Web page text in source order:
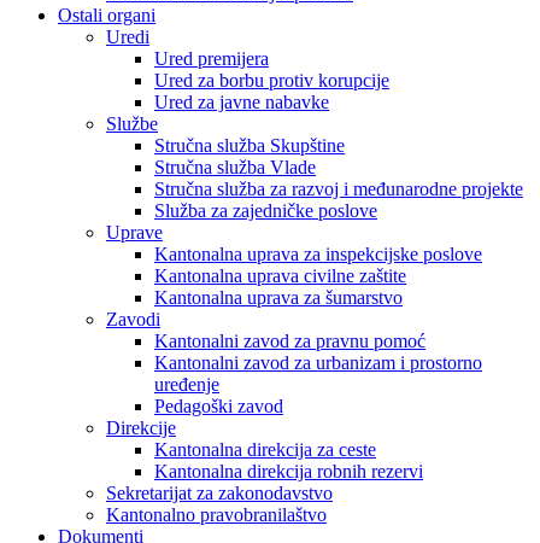
Ostali organi
Uredi
Ured premijera
Ured za borbu protiv korupcije
Ured za javne nabavke
Službe
Stručna služba Skupštine
Stručna služba Vlade
Stručna služba za razvoj i međunarodne projekte
Služba za zajedničke poslove
Uprave
Kantonalna uprava za inspekcijske poslove
Kantonalna uprava civilne zaštite
Kantonalna uprava za šumarstvo
Zavodi
Kantonalni zavod za pravnu pomoć
Kantonalni zavod za urbanizam i prostorno
uređenje
Pedagoški zavod
Direkcije
Kantonalna direkcija za ceste
Kantonalna direkcija robnih rezervi
Sekretarijat za zakonodavstvo
Kantonalno pravobranilaštvo
Dokumenti